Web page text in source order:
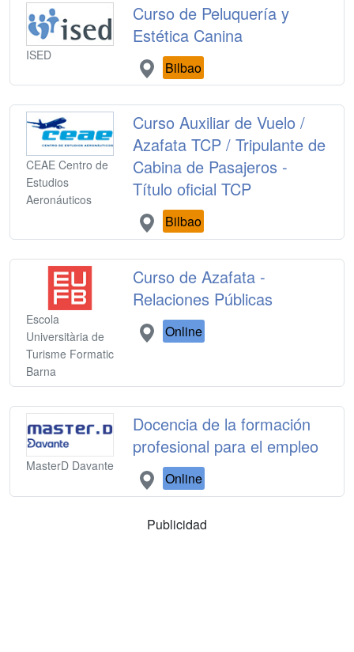
ISED
Curso de Peluquería y
Estética Canina
Bilbao
CEAE Centro de
Estudios
Aeronáuticos
Curso Auxiliar de Vuelo /
Azafata TCP / Tripulante de
Cabina de Pasajeros -
Título oficial TCP
Bilbao
Escola
Universitària de
Turisme Formatic
Barna
Curso de Azafata -
Relaciones Públicas
Online
MasterD Davante
Docencia de la formación
profesional para el empleo
Online
Publicidad